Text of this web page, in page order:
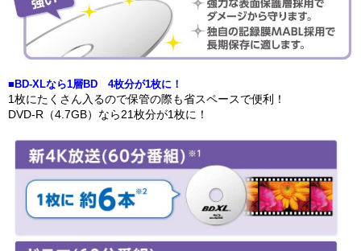
■BD-XLなら1層BD 4枚分が1枚に！
1枚にたくさん入るので保管の際も省スペースで便利！
DVD-R（4.7GB）なら21枚分が1枚に！